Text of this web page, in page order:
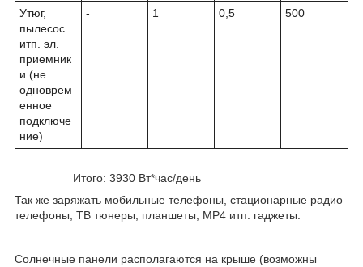
Утюг,
пылесос
итп. эл.
приемник
и (не
одноврем
енное
подключе
ние)
- 1 0,5 500
Итого: 3930 Вт*час/день
Так же заряжать мобильные телефоны, стационарные радио
телефоны, ТВ тюнеры, планшеты, MP4 итп. гаджеты.
Солнечные панели располагаются на крыше (возможны